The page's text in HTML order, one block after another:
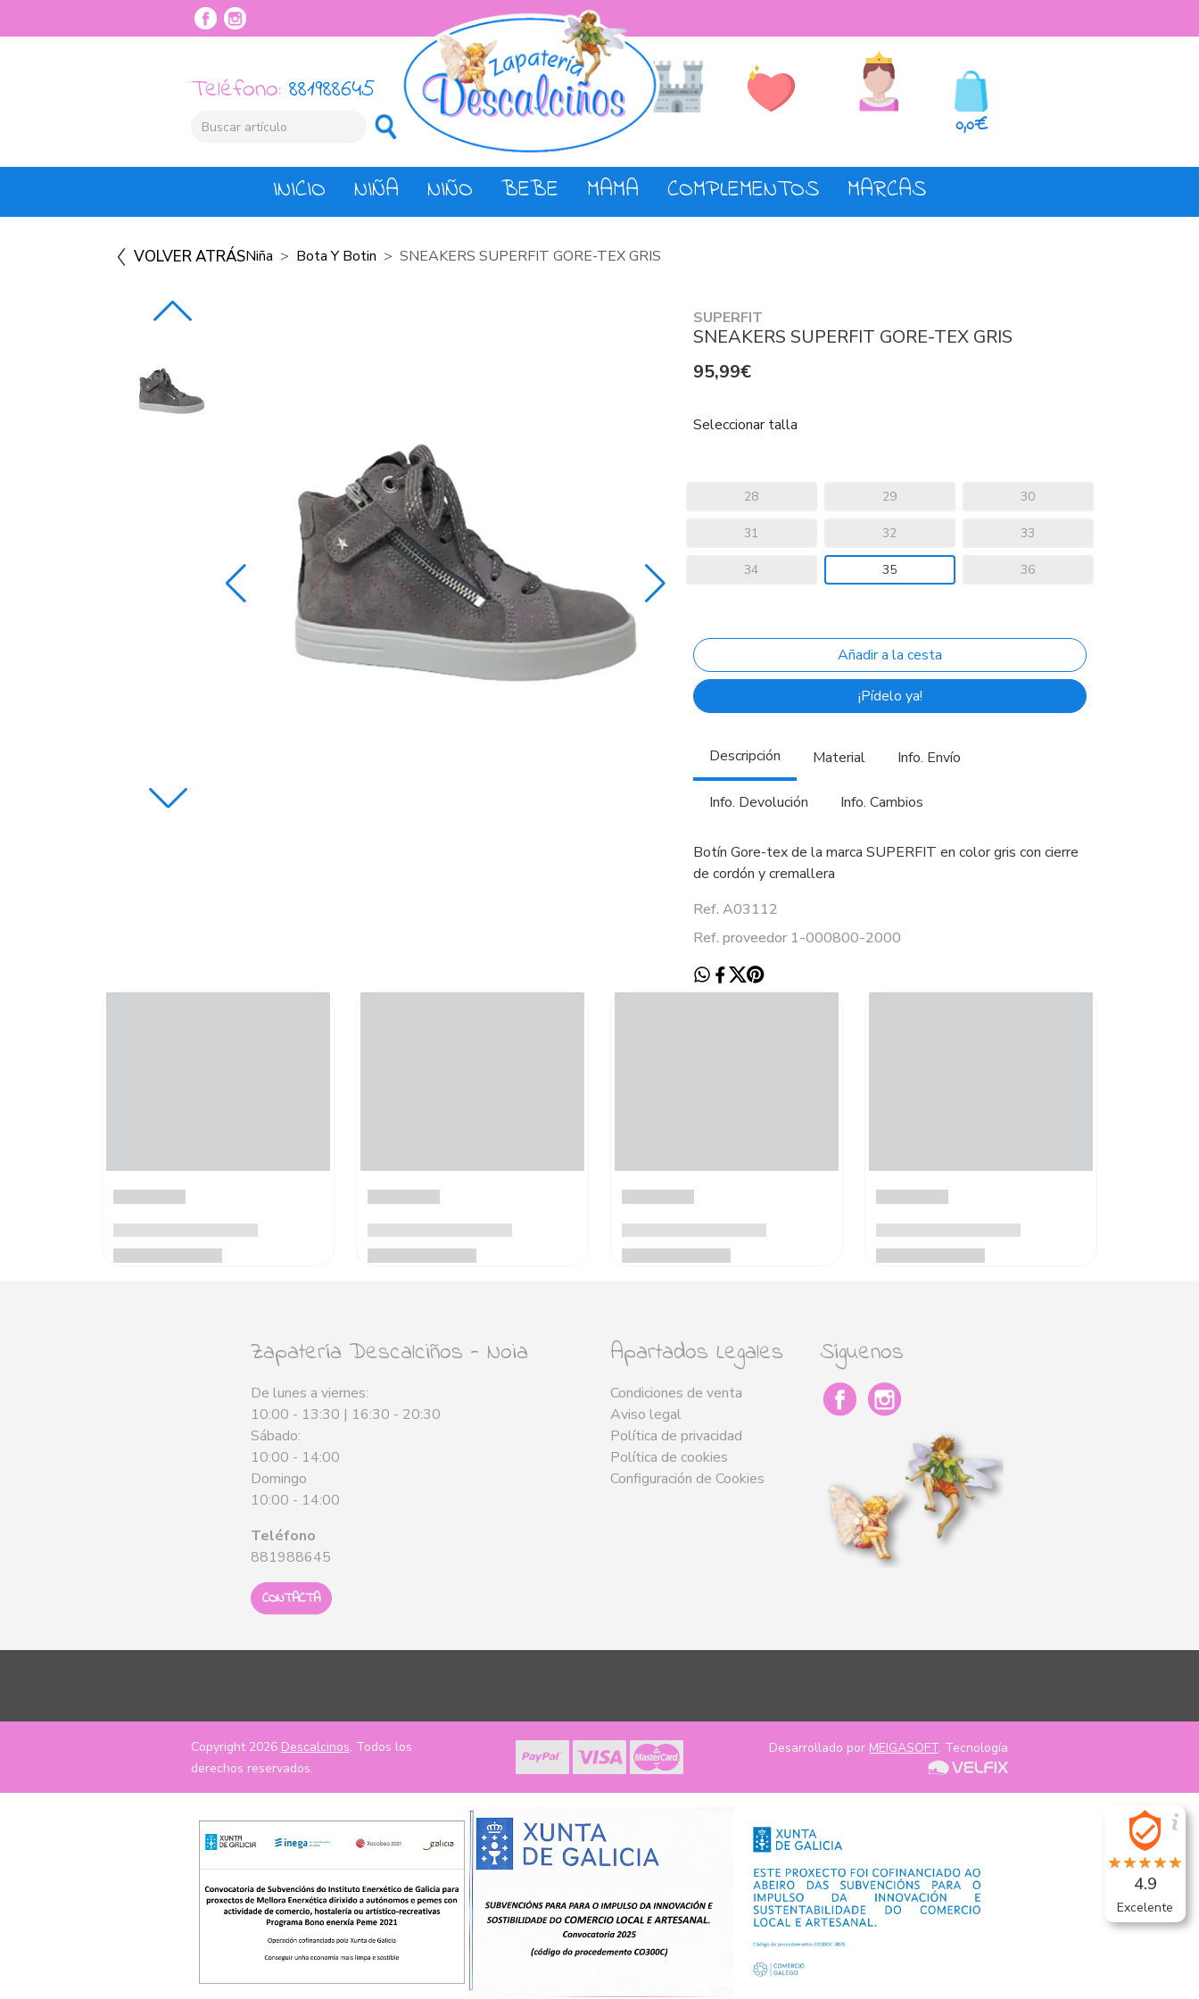
Teléfono: 881988645
0,0€
INICIO NIÑA NIÑO BEBE MAMA COMPLEMENTOS MARCAS
VOLVER ATRÁSNiña Bota Y Botin SNEAKERS SUPERFIT GORE-TEX GRIS
SUPERFIT
SNEAKERS SUPERFIT GORE-TEX GRIS
95,99€
Seleccionar talla
28 29 30
31 32 33
34 35 36
¡Pídelo ya!
Descripción Material Info. Envío
Info. Devolución Info. Cambios
Botín Gore-tex de la marca SUPERFIT en color gris con cierre
de cordón y cremallera
Ref. A03112
Ref. proveedor 1-000800-2000
Zapatería Descalciños - Noia
De lunes a viernes:
10:00 - 13:30 | 16:30 - 20:30
Sábado:
10:00 - 14:00
Domingo
10:00 - 14:00
Teléfono
881988645
CONTACTA
Apartados Legales
Condiciones de venta
Aviso legal
Política de privacidad
Política de cookies
Configuración de Cookies
Síguenos
Copyright 2026 Descalcinos. Todos los
derechos reservados.
Desarrollado por MEIGASOFT. Tecnología
4.9
Excelente